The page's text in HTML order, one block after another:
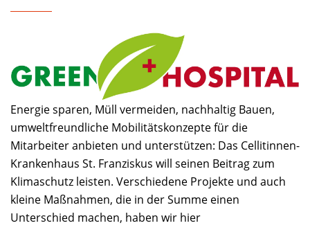
Energie sparen, Müll vermeiden, nachhaltig Bauen,
umweltfreundliche Mobilitätskonzepte für die
Mitarbeiter anbieten und unterstützen: Das Cellitinnen-
Krankenhaus St. Franziskus will seinen Beitrag zum
Klimaschutz leisten. Verschiedene Projekte und auch
kleine Maßnahmen, die in der Summe einen
Unterschied machen, haben wir hier